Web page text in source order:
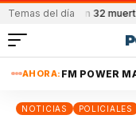
Temas del día
reportaron 32 muertes por
AHORA: FM POWER
NOTICIAS POLICIALES